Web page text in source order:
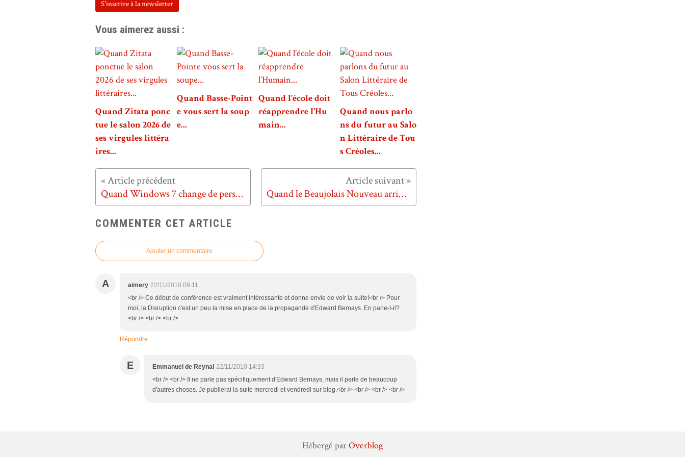
S'inscrire à la newsletter
Vous aimerez aussi :
Quand Zitata ponc
tue le salon 2026 de
ses virgules littéra
ires...
Quand Basse-Point
e vous sert la soup
e...
Quand l’école doit
réapprendre l’Hu
main...
Quand nous parlo
ns du futur au Salo
n Littéraire de Tou
s Créoles...
Quand Windows 7 change de perspective... Quand le Beaujolais Nouveau arrive... aux States.
COMMENTER CET ARTICLE
Ajouter un commentaire
A aimery 22/11/2010 09:11
<br /> Ce début de conférence est vraiment intéressante et donne envie de voir la suite!<br /> Pour
moi, la Disruption c'est un peu la mise en place de la propagande d'Edward Bernays. En parle-t-il?
<br /> <br /> <br />
Répondre
E Emmanuel de Reynal 22/11/2010 14:33
<br /> <br /> Il ne parle pas spécifiquement d'Edward Bernays, mais il parle de beaucoup
d'autres choses. Je publierai la suite mercredi et vendredi sur blog.<br /> <br /> <br /> <br />
Hébergé parOverblog